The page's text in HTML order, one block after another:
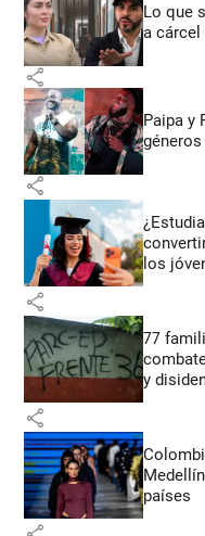
Lo que
a cárcel
share
Paipa y
share
los
share
77
y
share
países